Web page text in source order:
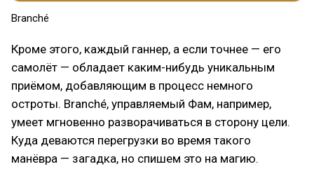
Branché
Кроме этого, каждый ганнер, а если точнее — его
самолёт — обладает каким-нибудь уникальным
приёмом, добавляющим в процесс немного
остроты. Branché, управляемый Фам, например,
умеет мгновенно разворачиваться в сторону цели.
Куда деваются перегрузки во время такого
манёвра — загадка, но спишем это на магию.